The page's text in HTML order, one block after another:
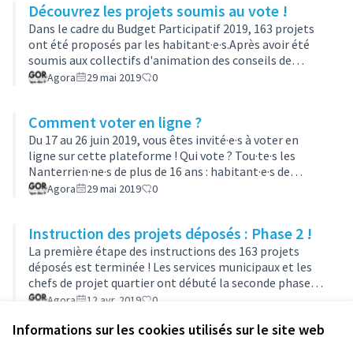
Informations sur les cookies utilisés sur le site web
ouvertes en ligne jusqu'au 31 octobre 2019 : Inscriptions
Le démarrage des activités se fera le lundi 4 novembre
2019.
Découvrez les projets soumis au vote !
Dans le cadre du Budget Participatif 2019, 163 projets
ont été proposés par les habitant·e·s.Après avoir été
soumis aux collectifs d'animation des conseils de
quartier et étudiés par les services compétents de la
Ville", des projets rayonnant sur l'ensemble de la ville.>
6 projets sont retenus dans cette catégorie : Retrouvez
la liste des 6 projets "Toute Ville"> 49 projets ont été
reten…
Agora 29 mai 2019 0
Comment voter en ligne ?
Du 17 au 26 juin 2019, vous êtes invité·e·s à voter en
ligne sur cette plateforme ! Qui vote ? Tou·te·s les
Nanterrien·ne·s de plus de 16 ans : habitant·e·s de
Nanterre, sans distinction de nationalité, ni obligation
et étudiant·e·s) sont également invité·e·s à voter.
Comment voter ?Vous avez deux options pour voter : le
vote en ligne du 17 au 26 juin 2019 sur cette plateforme
le …
Agora 29 mai 2019 0
Instruction des projets déposés : Phase 2 !
La première étape des instructions des 163 projets
déposés est terminée ! Les services municipaux et les
chefs de projet quartier ont débuté la seconde phase
d'instruction afin de mieux évaluer la faisabilité et le
déposés. Cette étape demande du temps pour
Agora 12 avr. 2019 0